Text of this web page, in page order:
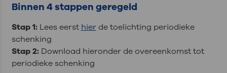
Binnen 4 stappen geregeld
Stap 1:Lees eerst hierde toelichting periodieke
schenking
Stap 2:Download hieronder de overeenkomst tot
periodieke schenking